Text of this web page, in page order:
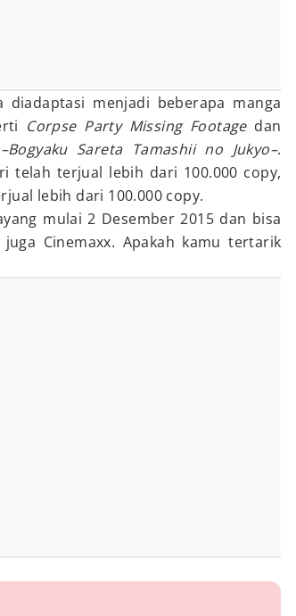
menjadi beberapa manga
Corpse Party Missing Footagedan
Sareta Tamashii no Jukyo–.
telah terjual lebih dari 100.000 copy,
lebih dari 100.000 copy.
mulai 2 Desember 2015 dan bisa
Cinemaxx. Apakah kamu tertarik